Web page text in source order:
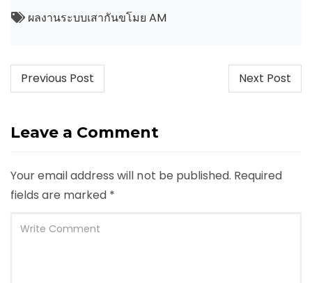
ผลงานระบบเสากันขโมย AM
Post
Previous Post Next Post
Leave a Comment
Your email address will not be published. Required
fields are marked *